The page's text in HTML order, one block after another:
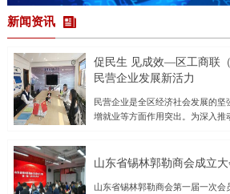
新闻资讯
促民生 见成效—区工商联
民营企业发展新活力
民营企业是全区经济社会发展的坚
增就业等方面作用突出。为深入推
区工商联（总商会）围绕开展“进
加工有限公司、鹊鹞通用航空服务
山东省锡林郭勒商会成立
山东省锡林郭勒商会第一届一次会